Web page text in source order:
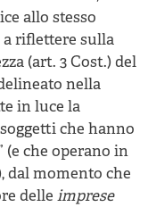
allo stesso
a riflettere sulla
(art. 3 Cost.) del
nella
in luce la
che hanno
(e che operano in
dal momento che
delle imprese